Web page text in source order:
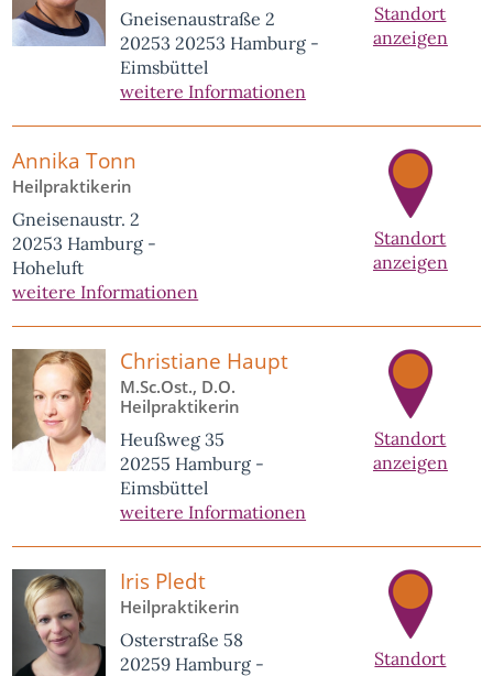
Gneisenaustraße 2
20253 20253 Hamburg -
Eimsbüttel
weitere Informationen
Standort
anzeigen
Annika Tonn
Heilpraktikerin
Gneisenaustr. 2
20253 Hamburg -
Hoheluft
weitere Informationen
Standort
anzeigen
Christiane Haupt
M.Sc.Ost., D.O.
Heilpraktikerin
Heußweg 35
20255 Hamburg -
Eimsbüttel
weitere Informationen
Standort
anzeigen
Iris Pledt
Heilpraktikerin
Osterstraße 58
20259 Hamburg -
Standort